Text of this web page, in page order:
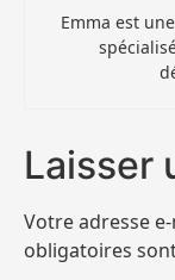
Emma est
Laisser
Votre adresse
obligatoires